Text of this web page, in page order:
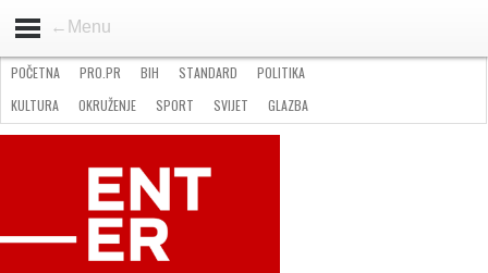
←Menu
STANDARD
GOSPODARSTVO
OKRUŽENJE
POČETNA PRO.PR BIH STANDARD
POLITIKA
KULTURA
OKRUŽENJE SPORT SVIJET
GLAZBA
NATJEČAJI
FILMING LOCATION IN BH KONTAKT